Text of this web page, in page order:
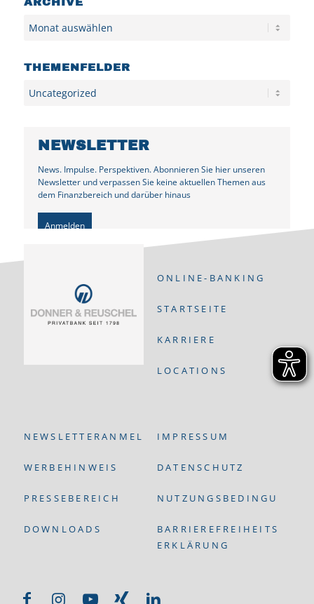
THEMENFELDER
NEWSLETTER
News. Impulse. Perspektiven. Abonnieren Sie hier unseren
Newsletter und verpassen Sie keine aktuellen Themen aus
dem Finanzbereich und darüber hinaus
Anmelden
ONLINE-BANKING
STARTSEITE
KARRIERE
LOCATIONS
NEWSLETTERANMELDUNG
WERBEHINWEIS
PRESSEBEREICH
DOWNLOADS
IMPRESSUM
DATENSCHUTZ
NUTZUNGSBEDINGUNGEN
BARRIEREFREIHEITS-
ERKLÄRUNG